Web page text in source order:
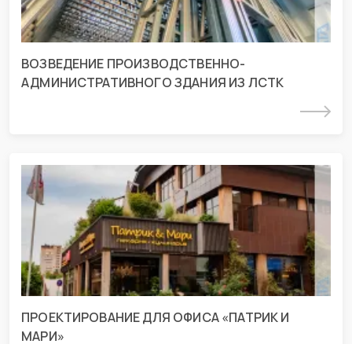
ВОЗВЕДЕНИЕ ПРОИЗВОДСТВЕННО-
АДМИНИСТРАТИВНОГО ЗДАНИЯ ИЗ ЛСТК
Подробнее
ПРОЕКТИРОВАНИЕ ДЛЯ ОФИСА «ПАТРИК И
МАРИ»
Проект для офиса «Патрик и Мари» г.
Краснодар
г. Краснодар, ул. Зиповская